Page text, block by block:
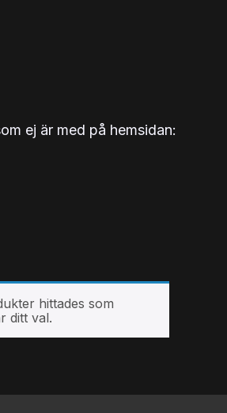
ej är med på hemsidan:
hittades som
ditt val.